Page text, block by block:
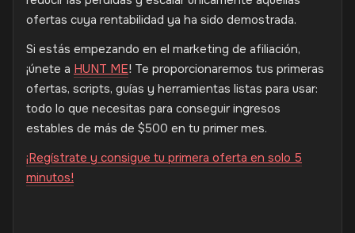
ofertas cuya rentabilidad ya ha sido demostrada.
Si estás empezando en el marketing de afiliación,
¡únete a HUNT ME! Te proporcionaremos tus primeras
ofertas, scripts, guías y herramientas listas para usar:
todo lo que necesitas para conseguir ingresos
estables de más de $500 en tu primer mes.
¡Regístrate y consigue tu primera oferta en solo 5
minutos!